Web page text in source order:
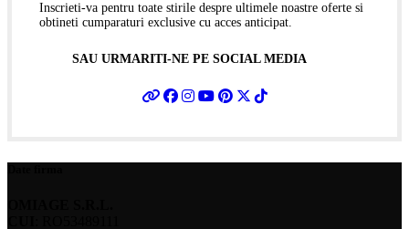
Inscrieti-va pentru toate stirile despre ultimele noastre oferte si
obtineti cumparaturi exclusive cu acces anticipat.
SAU URMARITI-NE PE SOCIAL MEDIA